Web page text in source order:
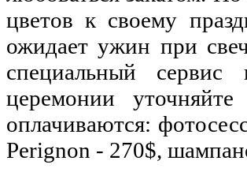
цветов к своему
ожидает ужин при
специальный сервис
церемонии
оплачиваются:
Perignon - 270$,